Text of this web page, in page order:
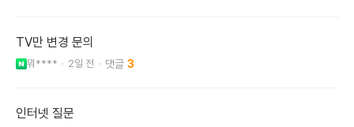
TV만 변경 문의
뭐**** 2일 전 3
인터넷 질문